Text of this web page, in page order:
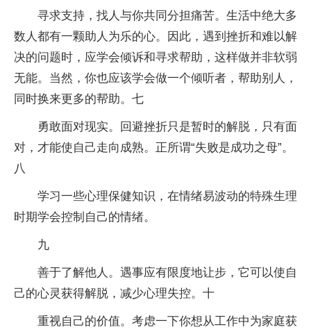
寻求支持，找人与你共同分担痛苦。生活中绝大多
数人都有一颗助人为乐的心。因此，遇到挫折和难以解
决的问题时，应学会倾诉和寻求帮助，这样做并非软弱
无能。当然，你也应该学会做一个倾听者，帮助别人，
同时换来更多的帮助。七
勇敢面对现实。回避挫折只是暂时的解脱，只有面
对，才能使自己走向成熟。正所谓“失败是成功之母”。
八
学习一些心理保健知识，在情绪易波动的特殊生理
时期学会控制自己的情绪。
九
善于了解他人。遇事应有限度地让步，它可以使自
己的心灵获得解脱，减少心理失控。十
重视自己的价值。考虑一下你想从工作中为家庭获